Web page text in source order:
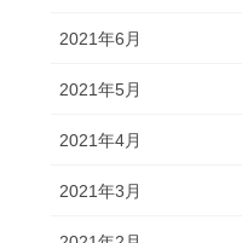
2021年6月
2021年5月
2021年4月
2021年3月